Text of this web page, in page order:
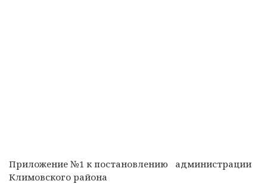
Приложение №1 к постановлению администрации
Климовского района